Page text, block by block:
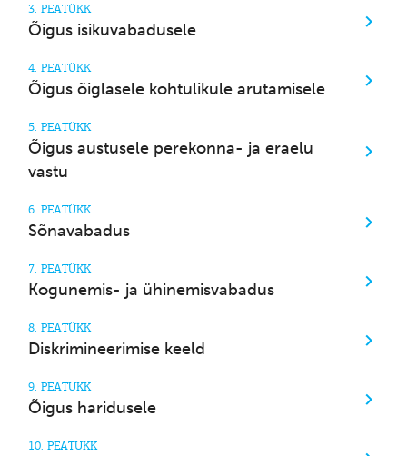
3. PEATÜKK
Õigus isikuvabadusele
4. PEATÜKK
Õigus õiglasele kohtulikule arutamisele
5. PEATÜKK
Õigus austusele perekonna- ja eraelu
vastu
6. PEATÜKK
Sõnavabadus
7. PEATÜKK
Kogunemis- ja ühinemisvabadus
8. PEATÜKK
Diskrimineerimise keeld
9. PEATÜKK
Õigus haridusele
10. PEATÜKK